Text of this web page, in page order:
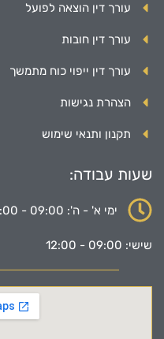
עורך דין הוצאה לפועל
עורך דין חובות
עורך דין ייפוי כוח מתמשך
הצהרת נגישות
תקנון ותנאי שימוש
שעות עבודה:
ימי א' - ה': 09:00 - 17:00
שישי: 09:00 - 12:00